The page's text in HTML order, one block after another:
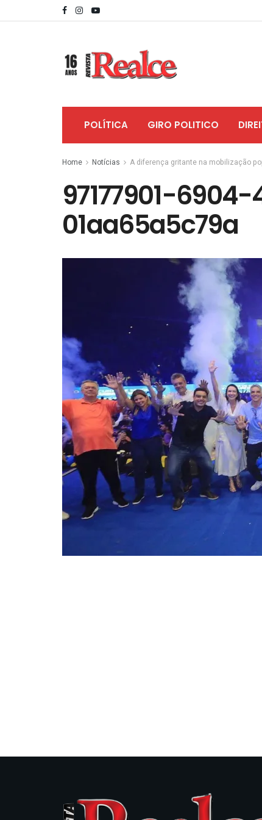
POLÍTICA GIRO POLITICO
Home Notícias A diferença gritante na mobilização
97177901-
01aa65a5c79a